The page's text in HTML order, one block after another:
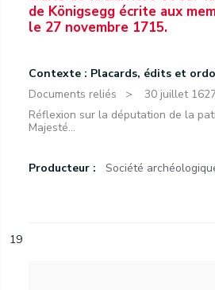
de Königsegg écrite aux
le 27 novembre 1715.
Contexte : Placards, édits et
Documents reliés
30 juillet
Réflexion sur la députation de la
Majesté...
Producteur : Société
19